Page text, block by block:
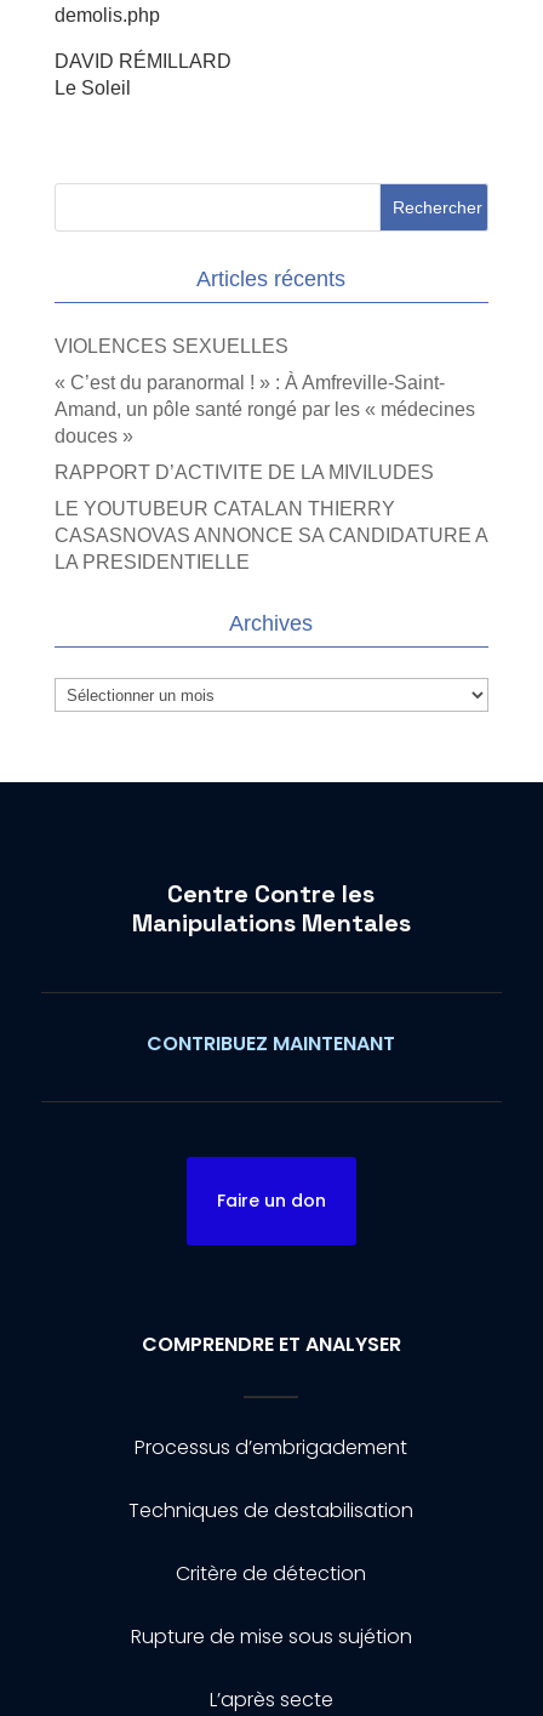
demolis.php
DAVID RÉMILLARD
Le Soleil
Articles récents
VIOLENCES SEXUELLES
« C’est du paranormal ! » : À Amfreville-Saint-
Amand, un pôle santé rongé par les « médecines
douces »
RAPPORT D’ACTIVITE DE LA MIVILUDES
LE YOUTUBEUR CATALAN THIERRY
CASASNOVAS ANNONCE SA CANDIDATURE A
LA PRESIDENTIELLE
Archives
Archives
Centre Contre les
Manipulations Mentales
CONTRIBUEZ MAINTENANT
Faire un don
COMPRENDRE ET ANALYSER
Processus d’embrigadement
Techniques de destabilisation
Critère de détection
Rupture de mise sous sujétion
L’après secte